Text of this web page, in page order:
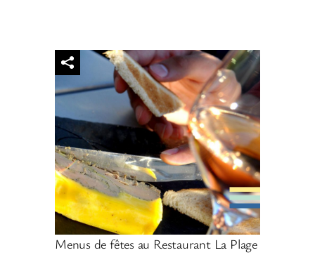
Menus de fêtes au Restaurant La Plage